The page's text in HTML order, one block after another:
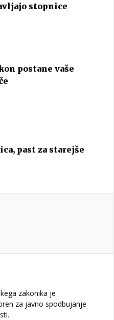
stopnice
postane vaše
past za starejše
zakonika je
za javno spodbujanje